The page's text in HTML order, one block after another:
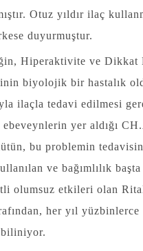
Otuz yıldır ilaç
duyurmuştur.
Hiperaktivite ve Dikkat
biyolojik bir hastalık
ilaçla tedavi edilmesi
ebeveynlerin yer aldığı
bu problemin
ve bağımlılık
olumsuz etkileri olan
her yıl